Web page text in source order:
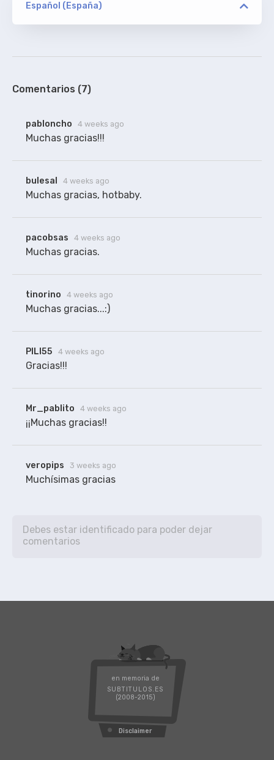
ORIGINAL hotbaby
Español (España)
RAWR
Comentarios (7)
pabloncho 4 weeks ago
Muchas gracias!!!
bulesal 4 weeks ago
Muchas gracias, hotbaby.
pacobsas 4 weeks ago
Muchas gracias.
tinorino 4 weeks ago
Muchas gracias...:)
PILI55 4 weeks ago
Gracias!!!
Mr_pablito 4 weeks ago
¡¡Muchas gracias!!
veropips 3 weeks ago
Muchísimas gracias
en memoria de
SUBTITULOS.ES
(2008-2015)
Disclaimer